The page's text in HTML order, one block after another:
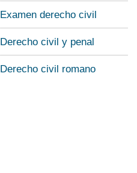
Examen derecho civil
Derecho civil y penal
Derecho civil romano